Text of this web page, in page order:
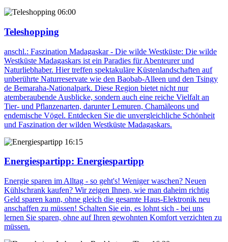
06:00
Teleshopping
anschl.: Faszination Madagaskar - Die wilde Westküste: Die wilde
Westküste Madagaskars ist ein Paradies für Abenteurer und
Naturliebhaber. Hier treffen spektakuläre Küstenlandschaften auf
unberührte Naturreservate wie den Baobab-Alleen und den Tsingy
de Bemaraha-Nationalpark. Diese Region bietet nicht nur
atemberaubende Ausblicke, sondern auch eine reiche Vielfalt an
Tier- und Pflanzenarten, darunter Lemuren, Chamäleons und
endemische Vögel. Entdecken Sie die unvergleichliche Schönheit
und Faszination der wilden Westküste Madagaskars.
16:15
Energiespartipp: Energiespartipp
Energie sparen im Alltag - so geht's! Weniger waschen? Neuen
Kühlschrank kaufen? Wir zeigen Ihnen, wie man daheim richtig
Geld sparen kann, ohne gleich die gesamte Haus-Elektronik neu
anschaffen zu müssen! Schalten Sie ein, es lohnt sich - bei uns
lernen Sie sparen, ohne auf Ihren gewohnten Komfort verzichten zu
müssen.